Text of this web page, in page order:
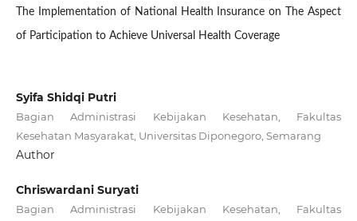
The Implementation of National Health Insurance on The Aspect
of Participation to Achieve Universal Health Coverage
Syifa Shidqi Putri
Bagian Administrasi Kebijakan Kesehatan, Fakultas
Kesehatan Masyarakat, Universitas Diponegoro, Semarang
Author
Chriswardani Suryati
Bagian Administrasi Kebijakan Kesehatan, Fakultas